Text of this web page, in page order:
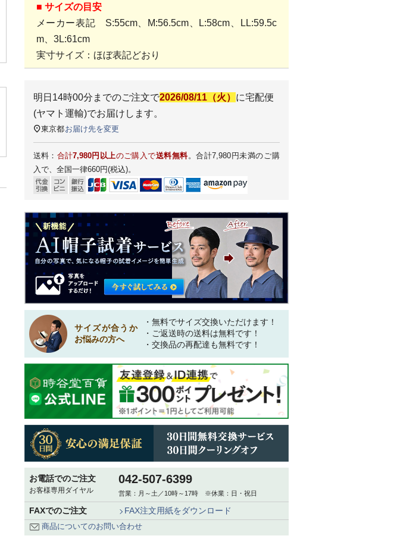
■ サイズの目安
メーカー表記 S:55cm、M:56.5cm、L:58cm、LL:59.5c
m、3L:61cm
実寸サイズ：ほぼ表記どおり
明日 14時00分 までのご注文で2026/08/11（火） に宅配便
(ヤマト運輸)でお届けします。
東京都お届け先を変更
送料： 合計7,980円以上のご購入で送料無料。合計7,980円未満のご購
入で、全国一律660円(税込)。
サイズが合うか
お悩みの方へ
・無料でサイズ交換いただけます！
・ご返送時の送料は無料です！
・交換品の再配達も無料です！
お電話でのご注文
お客様専用ダイヤル
042-507-6399
営業：月～土／10時～17時 ※休業：日・祝日
FAXでのご注文 FAX注文用紙をダウンロード
商品についてのお問い合わせ